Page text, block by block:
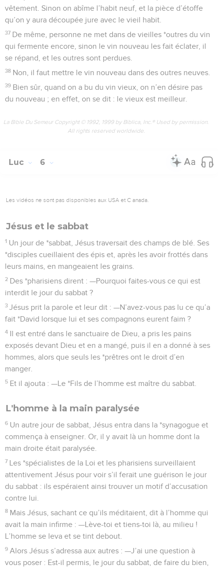
vêtement. Sinon on abîme l’habit neuf, et la pièce d’étoffe
qu’on y aura découpée jure avec le vieil habit.
37 De même, personne ne met dans de vieilles *outres du vin
qui fermente encore, sinon le vin nouveau les fait éclater, il
se répand, et les outres sont perdues.
38 Non, il faut mettre le vin nouveau dans des outres neuves.
39 Bien sûr, quand on a bu du vin vieux, on n’en désire pas
du nouveau ; en effet, on se dit : le vieux est meilleur.
La Bible Du Semeur Copyright © 1992, 1999 by Biblica, Inc.® Used by permission.
All rights reserved worldwide.
Luc 6
Les vidéos ne sont pas disponibles aux USA et C anada.
Jésus et le sabbat
1 Un jour de *sabbat, Jésus traversait des champs de blé. Ses
*disciples cueillaient des épis et, après les avoir frottés dans
leurs mains, en mangeaient les grains.
2 Des *pharisiens dirent : —Pourquoi faites-vous ce qui est
interdit le jour du sabbat ?
3 Jésus prit la parole et leur dit : —N’avez-vous pas lu ce qu’a
fait *David lorsque lui et ses compagnons eurent faim ?
4 Il est entré dans le sanctuaire de Dieu, a pris les pains
exposés devant Dieu et en a mangé, puis il en a donné à ses
hommes, alors que seuls les *prêtres ont le droit d’en
manger.
5 Et il ajouta : —Le *Fils de l’homme est maître du sabbat.
L'homme à la main paralysée
6 Un autre jour de sabbat, Jésus entra dans la *synagogue et
commença à enseigner. Or, il y avait là un homme dont la
main droite était paralysée.
7 Les *spécialistes de la Loi et les pharisiens surveillaient
attentivement Jésus pour voir s’il ferait une guérison le jour
du sabbat : ils espéraient ainsi trouver un motif d’accusation
contre lui.
8 Mais Jésus, sachant ce qu’ils méditaient, dit à l’homme qui
avait la main infirme : —Lève-toi et tiens-toi là, au milieu !
L’homme se leva et se tint debout.
9 Alors Jésus s’adressa aux autres : —J’ai une question à
vous poser : Est-il permis, le jour du sabbat, de faire du bien,